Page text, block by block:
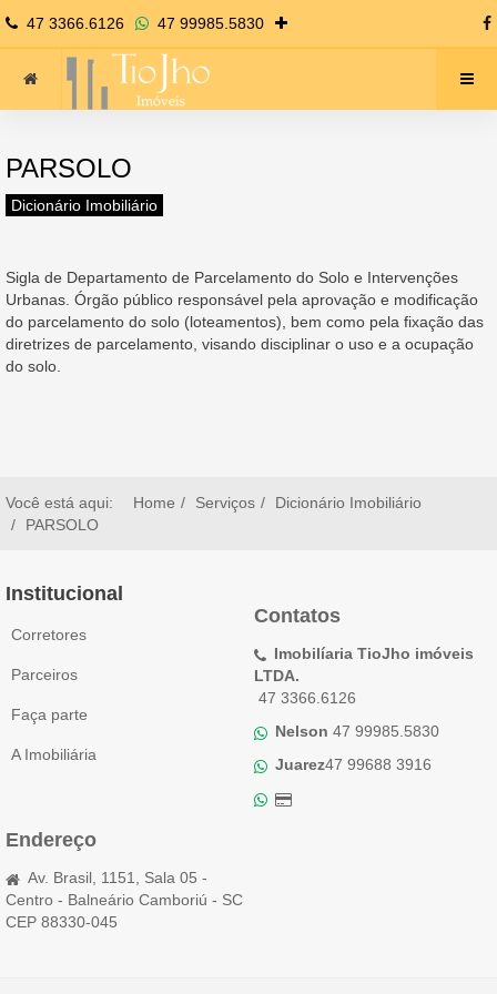
47 3366.6126 47 99985.5830
PARSOLO
Dicionário Imobiliário
Sigla de Departamento de Parcelamento do Solo e Intervenções
Urbanas. Órgão público responsável pela aprovação e modificação
do parcelamento do solo (loteamentos), bem como pela fixação das
diretrizes de parcelamento, visando disciplinar o uso e a ocupação
do solo.
Você está aqui: Home Serviços
Dicionário Imobiliário
PARSOLO
Institucional
Corretores
Parceiros
Faça parte
A Imobiliária
Contatos
Imobilíaria TioJho imóveis
LTDA.
47 3366.6126
Nelson 47 99985.5830
Juarez47 99688 3916
Endereço
Av. Brasil, 1151, Sala 05 -
Centro - Balneário Camboriú - SC
CEP 88330-045